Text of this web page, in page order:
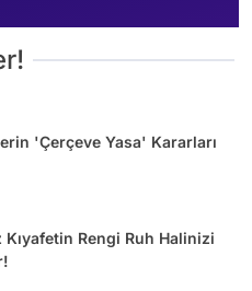
'Çerçeve Yasa' Kararları
Rengi Ruh Halinizi